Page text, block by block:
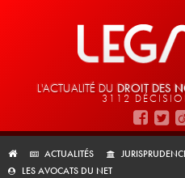
L'ACTUALITÉ DU DROIT DES
3112
ACTUALITÉS
LES AVOCATS DU NET